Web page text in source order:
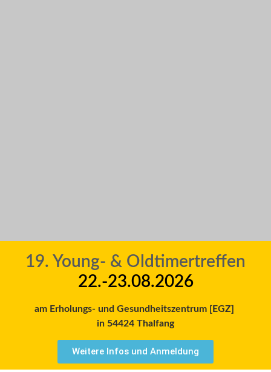
19. Young- & Oldtimertreffen
22.-23.08.2026
am Erholungs- und Gesundheitszentrum [EGZ]
in 54424 Thalfang
Weitere Infos und Anmeldung